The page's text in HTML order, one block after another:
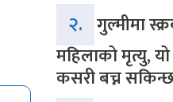
२. गुल्मीमा
महिलाको मृत्यु,
कसरी बच्न